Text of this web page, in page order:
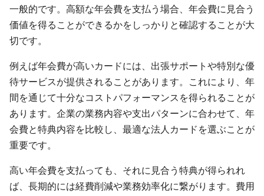
一般的です。高額な年会費を支払う場合、年会費に見合う
価値を得ることができるかをしっかりと確認することが大
切です。
例えば年会費が高いカードには、出張サポートや特別な優
待サービスが提供されることがあります。これにより、年
間を通じて十分なコストパフォーマンスを得られることが
あります。企業の業務内容や支出パターンに合わせて、年
会費と特典内容を比較し、最適な法人カードを選ぶことが
重要です。
高い年会費を支払っても、それに見合う特典が得られれ
ば、長期的には経費削減や業務効率化に繋がります。費用